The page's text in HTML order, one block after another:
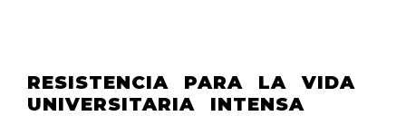
RESISTENCIA PARA LA VIDA
UNIVERSITARIA INTENSA